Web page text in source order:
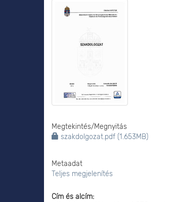
Megtekintés/Megnyitás
szakdolgozat.pdf (1.653MB)
Metaadat
Teljes megjelenítés
Cím és alcím